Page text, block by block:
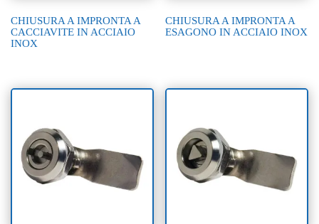
CHIUSURA A IMPRONTA A
CACCIAVITE IN ACCIAIO
INOX
CHIUSURA A IMPRONTA A
ESAGONO IN ACCIAIO INOX